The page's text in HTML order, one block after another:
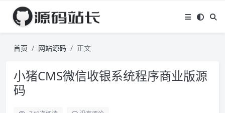
首页 网站源码 正文
小猪CMS微信收银系统程序商业版源
码